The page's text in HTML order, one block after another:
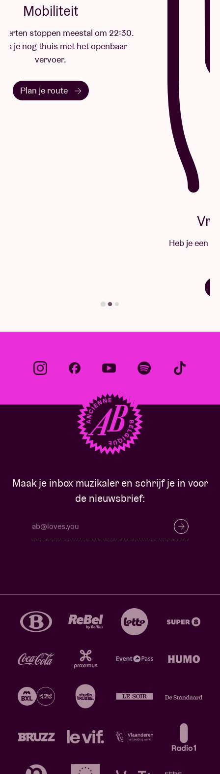
Heb je een vraag? Grote kans dat je hier het
Maak je inbox muzikaler en schrijf je in voor
de nieuwsbrief: